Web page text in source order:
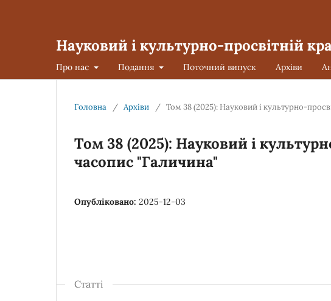
Науковий і культурно-просвітній
Про нас Подання Поточний випуск Архіви
Головна / Архіви / Том 38 (2025): Науковий і культурно-
Том 38 (2025): Науковий і
часопис "Галичина"
Опубліковано: 2025-12-03
Статті